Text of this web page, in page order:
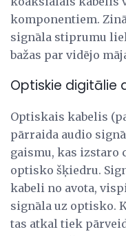
komponentiem.
signāla stiprumu
bažas par vidējo
Optiskie digitālie
Optiskais kabelis
pārraida audio
gaismu, kas izstaro
optisko šķiedru.
kabeli no avota,
signāla uz optisko.
tas atkal tiek